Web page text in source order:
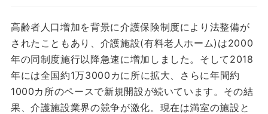
高齢者人口増加を背景に介護保険制度により法整備が
されたこともあり、介護施設(有料老人ホーム)は2000
年の同制度施行以降急速に増加しました。そして2018
年には全国約1万3000カに所に拡大、さらに年間約
1000カ所のペースで新規開設が続いています。その結
果、介護施設業界の競争が激化。現在は満室の施設と